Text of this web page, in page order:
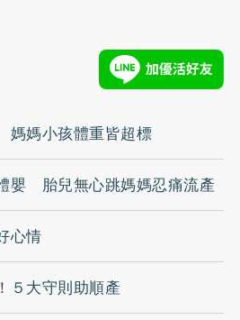
媽小孩體重皆超標
嬰 胎兒無心跳媽媽忍痛流產
心情
５大守則助順產